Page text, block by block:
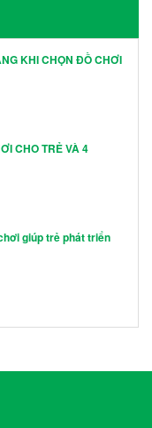
KHI CHỌN ĐỒ CHƠI
CHO TRẺ VÀ 4
giúp trẻ phát triển